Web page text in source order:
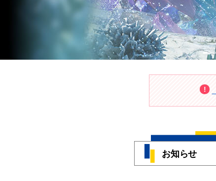
お知らせ